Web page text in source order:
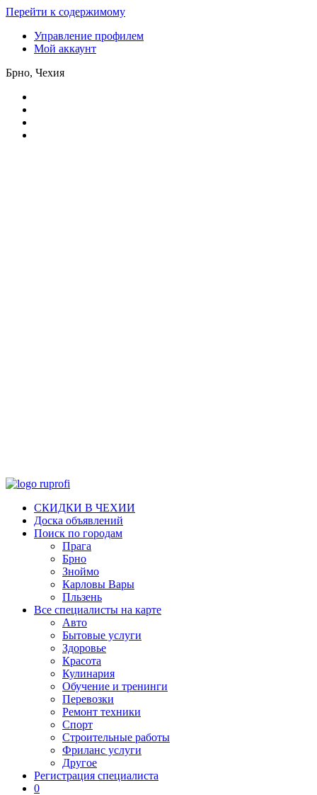
Перейти к содержимому
Управление профилем
Мой аккаунт
Брно, Чехия
СКИДКИ В ЧЕХИИ
Доска объявлений
Поиск по городам
Прага
Брно
Зноймо
Карловы Вары
Пльзень
Все специалисты на карте
Авто
Бытовые услуги
Здоровье
Красота
Кулинария
Обучение и тренинги
Перевозки
Ремонт техники
Спорт
Строительные работы
Фриланс услуги
Другое
Регистрация специалиста
0